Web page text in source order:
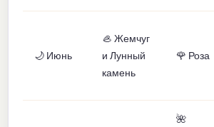
🌙 Июнь
🦪 Жемчуг
и Лунный
камень
🌹 Роза
🌺